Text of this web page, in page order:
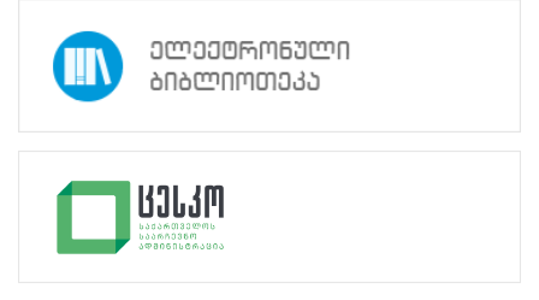
08.07.2026
პარტნიორობა
„დეზინფორმაციის
სტრატეგიები,
ხელოვნური
ინტელექტი
და